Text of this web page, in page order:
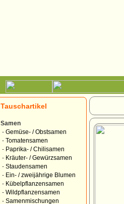
Tauschartikel
Samen
- Gemüse- / Obstsamen
- Tomatensamen
- Paprika- / Chilisamen
- Kräuter- / Gewürzsamen
- Staudensamen
- Ein- / zweijährige Blumen
- Kübelpflanzensamen
- Wildpflanzensamen
- Samenmischungen